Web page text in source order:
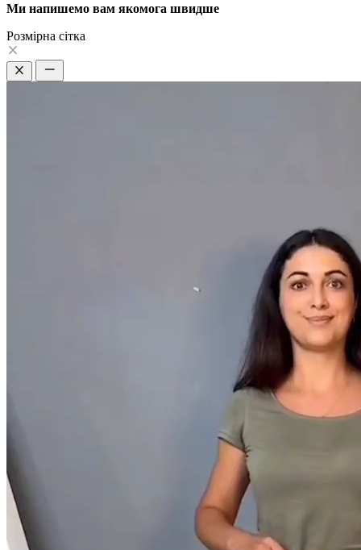
Ми напишемо вам якомога швидше
Pозмірна сітка